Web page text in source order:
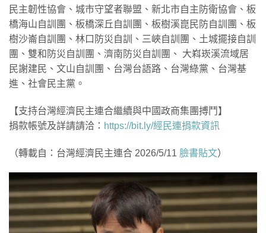
民主韌性協會、城市守望者聯盟、新北市自主防衛協會、板
橋海山自訓團、板橋深丘自訓團、板樹溪崑民防自訓團、板
樹沙崙自訓團、林口防災自訓、三峽自訓團、土城擺接自訓
團、雙和防災自訓團、濟南防災自訓團、 大嵙崁溪流域居
民謝建民、文山自訓團、台灣台語路、台灣綠黨、台灣基
進、社會民主黨。
【支持台灣經濟民主連合繼續與中國政商集團搏鬥】
捐款帳號及詳請請洽： https://bit.ly/經民連捐款資訊
（轉載自：台灣經濟民主連合 2026/5/11 臉書貼文）